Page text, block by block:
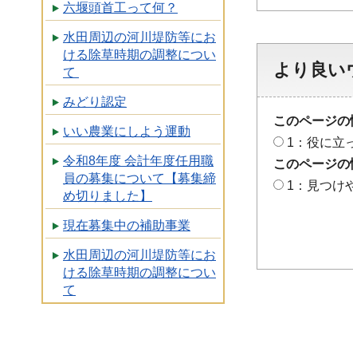
六堰頭首工って何？
水田周辺の河川堤防等にお
ける除草時期の調整につい
て
みどり認定
いい農業にしよう運動
令和8年度 会計年度任用職
員の募集について【募集締
め切りました】
現在募集中の補助事業
水田周辺の河川堤防等にお
ける除草時期の調整につい
て
より良い
このページ
1：役に立
このページ
1：見つけ